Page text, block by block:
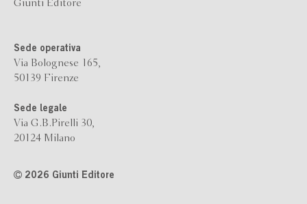
Giunti Editore
Sede operativa
Via Bolognese 165,
50139 Firenze
Sede legale
Via G.B.Pirelli 30,
20124 Milano
2026 Giunti Editore